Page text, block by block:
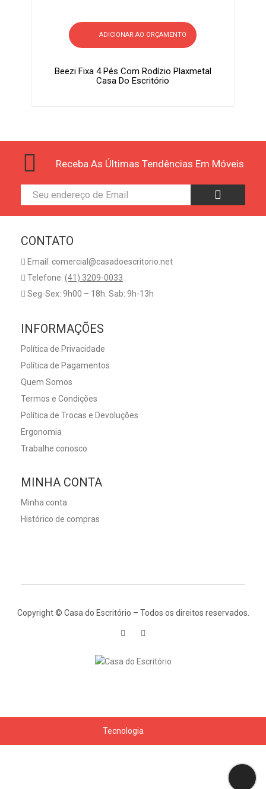
ADICIONAR AO ORÇAMENTO
Beezi Fixa 4 Pés Com Rodízio Plaxmetal
Casa Do Escritório
Receba As Últimas Tendências Em Móveis
CONTATO
Email: comercial@casadoescritorio.net
Telefone: (41) 3209-0033
Seg-Sex: 9h00 – 18h. Sab: 9h-13h
INFORMAÇÕES
Política de Privacidade
Política de Pagamentos
Quem Somos
Termos e Condições
Política de Trocas e Devoluções
Ergonomia
Trabalhe conosco
MINHA CONTA
Minha conta
Histórico de compras
Copyright © Casa do Escritório – Todos os direitos reservados.
Tecnologia